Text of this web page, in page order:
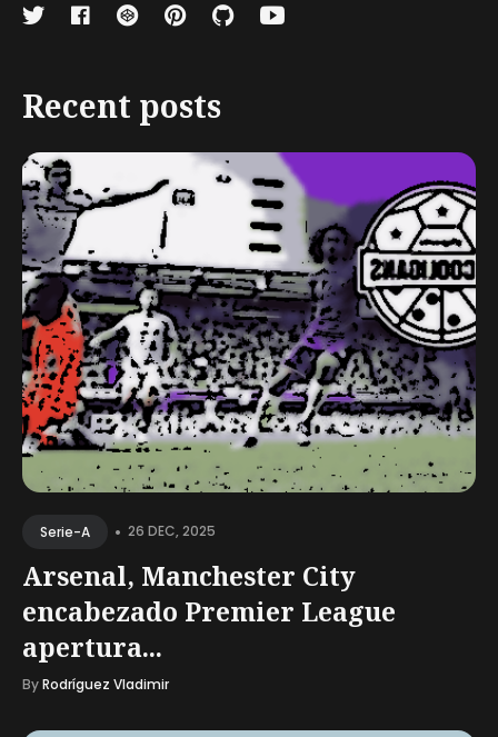
Recent posts
Serie-A • 26 DEC, 2025
Arsenal, Manchester City
encabezado Premier League
apertura...
ByRodríguez Vladimir